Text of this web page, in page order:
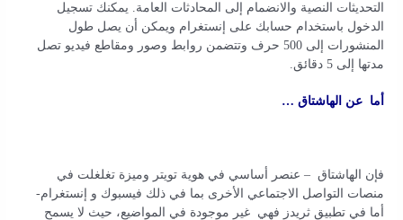
التحديثات النصية والانضمام إلى المحادثات العامة. يمكنك تسجيل
الدخول باستخدام حسابك على إنستغرام ويمكن أن يصل طول
المنشورات إلى 500 حرف وتتضمن روابط وصور ومقاطع فيديو تصل
مدتها إلى 5 دقائق.
أما عن الهاشتاق …
فإن الهاشتاق – عنصر أساسي في هوية تويتر وميزة تغلغلت في
منصات التواصل الاجتماعي الأخرى بما في ذلك فيسبوك و إنستغرام-
أما في تطبيق ثريدز فهي غير موجودة في المواضيع، حيث لا يسمح